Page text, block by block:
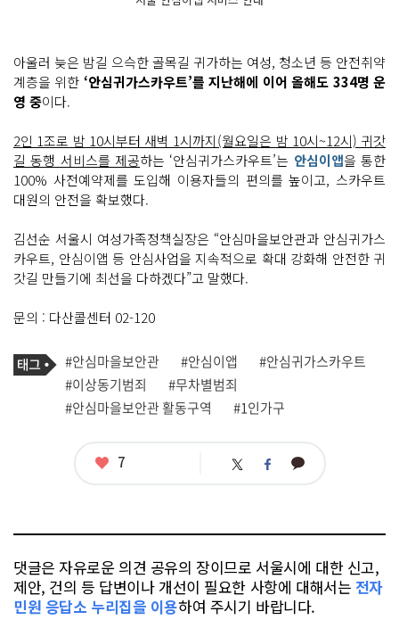
아울러 늦은 밤길 으슥한 골목길 귀가하는 여성, 청소년 등 안전취약
계층을 위한 ‘안심귀가스카우트’를 지난해에 이어 올해도 334명 운
영 중이다.
2인 1조로 밤 10시부터 새벽 1시까지(월요일은 밤 10시~12시) 귀갓
길 동행 서비스를 제공하는 ‘안심귀가스카우트’는 안심이앱을 통한
100% 사전예약제를 도입해 이용자들의 편의를 높이고, 스카우트
대원의 안전을 확보했다.
김선순 서울시 여성가족정책실장은 “안심마을보안관과 안심귀가스
카우트, 안심이앱 등 안심사업을 지속적으로 확대 강화해 안전한 귀
갓길 만들기에 최선을 다하겠다”고 말했다.
문의 : 다산콜센터 02-120
기
사
관
련
태
태
그
#안심마을보안관 #안심이앱
#안심귀가스카우트
#이상동기범죄
#무차별범죄
#안심마을보안관 활동구역
#1인가구
좋
7 트 페 카
댓글은 자유로운 의견 공유의 장이므로 서울시에 대한 신고,
제안, 건의 등 답변이나 개선이 필요한 사항에 대해서는 전자
민원 응답소 누리집을 이용하여 주시기 바랍니다.